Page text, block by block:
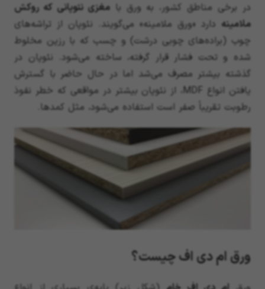
در برخی مناطق کشور، به ورق بامغزی نئوپانی که روکش
ملامینه دارد «ورق ملامینه» می‌گویند. نئوپان از تراشه‌های
چوب (براده‌های چوبی درشت) و چسب که با رزین مخلوط
شده و تحت فشار قرار گرفته، ساخته می‌شود. نئوپان در
گذشته بیشتر مصرف می‌شد اما در حال حاضر با گسترش
یافتن انواع MDF، از نئوپان بیشتر در مواقعی که خطر نفوذ
رطوبت تقریباً صفر است استفاده می‌شود، مثل کمدها.
ورق ام دی اف چیست؟